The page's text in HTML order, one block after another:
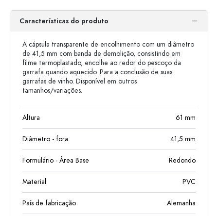
Características do produto
A cápsula transparente de encolhimento com um diâmetro
de 41,5 mm com banda de demolição, consistindo em
filme termoplastado, encolhe ao redor do pescoço da
garrafa quando aquecido. Para a conclusão de suas
garrafas de vinho. Disponível em outros
tamanhos/variações.
Altura 61 mm
Diâmetro - fora 41,5 mm
Formulário - Área Base Redondo
Material PVC
País de fabricação Alemanha